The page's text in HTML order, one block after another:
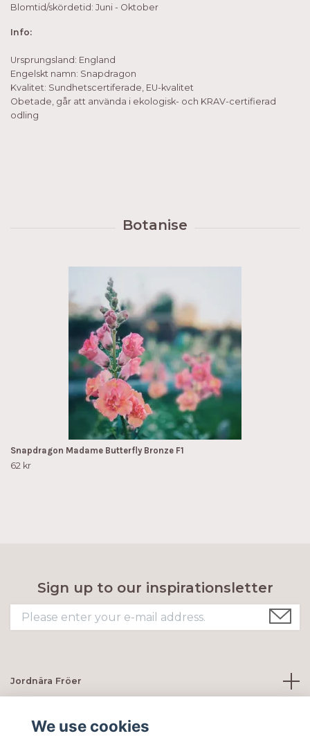
Blomtid/skördetid: Juni - Oktober
Info:
Ursprungsland: England
Engelskt namn: Snapdragon
Kvalitet: Sundhetscertiferade, EU-kvalitet
Obetade, går att använda i ekologisk- och KRAV-certifierad
odling
Snapdragon Madame Butterfly Bronze F1
62 kr
Sign up to our inspirationsletter
Jordnära Fröer
We use cookies